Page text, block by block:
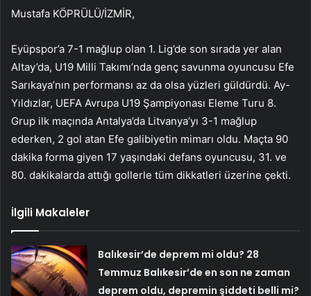
Mustafa KÖPRÜLÜ/İZMİR,
Eyüpspor’a 7-1 mağlup olan 1. Lig’de son sırada yer alan
Altay’da, U19 Milli Takımı’nda genç savunma oyuncusu Efe
Sarıkaya’nın performansı az da olsa yüzleri güldürdü. Ay-
Yıldızlar, UEFA Avrupa U19 Şampiyonası Eleme Turu 8.
Grup ilk maçında Antalya’da Litvanya’yı 3-1 mağlup
ederken, 2 gol atan Efe galibiyetin mimarı oldu. Maçta 90
dakika forma giyen 17 yaşındaki defans oyuncusu, 31. ve
80. dakikalarda attığı gollerle tüm dikkatleri üzerine çekti.
İlgili Makaleler
Balıkesir’de deprem mi oldu? 28
Temmuz Balıkesir’de en son ne zaman
deprem oldu, depremin şiddeti belli mi?